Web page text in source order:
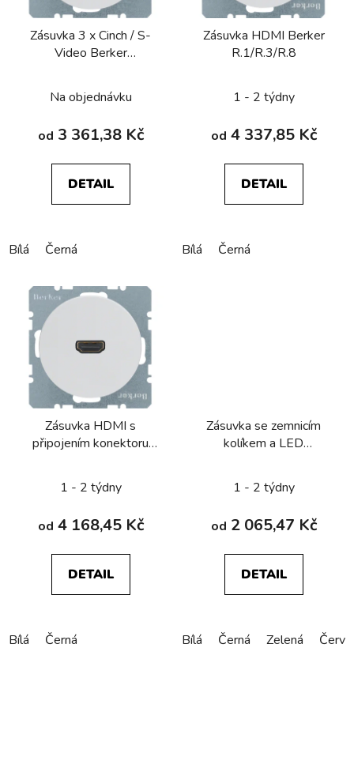
Zásuvka 3 x Cinch / S-
Video Berker
Na objednávku
od 3 361,38 Kč
DETAIL
Bílá Černá
Zásuvka HDMI Berker
R.1/R.3/R.8
1 - 2 týdny
od 4 337,85 Kč
DETAIL
Bílá Černá
Zásuvka HDMI s
připojením konektoru
1 - 2 týdny
od 4 168,45 Kč
DETAIL
Bílá Černá
Zásuvka se zemnicím
kolíkem a LED
R.1/R.3/R.8
1 - 2 týdny
od 2 065,47 Kč
DETAIL
Bílá Černá Zelená